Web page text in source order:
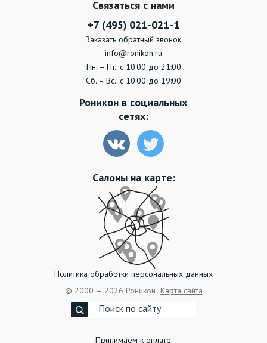
Связаться с нами
+7 (495) 021-021-1
Заказать обратный звонок
info@ronikon.ru
Пн. – Пт.: с 10:00 до 21:00
Сб. – Вс.: с 10:00 до 19:00
Роникон в социальных
сетях:
Салоны на карте:
Политика обработки персональных данных
© 2000 — 2026 Роникон Карта сайта
Принимаем к оплате: